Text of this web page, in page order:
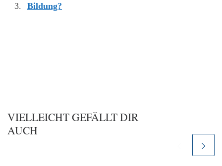
Bildung?
VIELLEICHT GEFÄLLT DIR
AUCH